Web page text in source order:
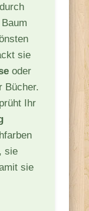
sie
oder
Bücher.
Ihr
sie
sie